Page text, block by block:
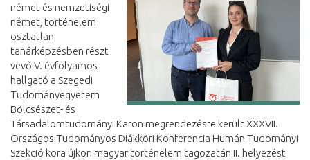
német és nemzetiségi
német, történelem
osztatlan
tanárképzésben részt
vevő V. évfolyamos
hallgató a Szegedi
Tudományegyetem
Bölcsészet- és
Társadalomtudományi Karon megrendezésre került XXXVII.
Országos Tudományos Diákköri Konferencia Humán Tudományi
Szekció kora újkori magyar történelem tagozatán II. helyezést